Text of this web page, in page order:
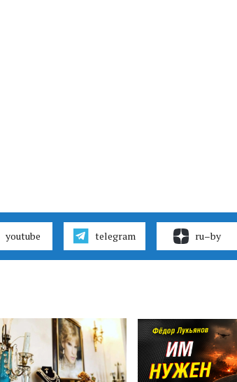
youtube telegram ru–by